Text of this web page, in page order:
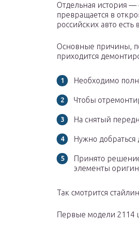
Отдельная история —
превращается в
российских авто
Основные причины,
приходится
Необходимо
Чтобы
На снятый
Нужно добраться
Принято
элементы
Так смотрится
Первые модели 2114